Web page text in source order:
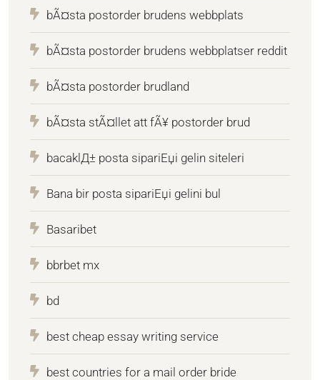
bÃ¤sta postorder brudens webbplats
bÃ¤sta postorder brudens webbplatser reddit
bÃ¤sta postorder brudland
bÃ¤sta stÃ¤llet att fÃ¥ postorder brud
bacaklД± posta sipariЕџi gelin siteleri
Bana bir posta sipariЕџi gelini bul
Basaribet
bbrbet mx
bd
best cheap essay writing service
best countries for a mail order bride